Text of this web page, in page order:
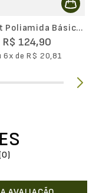
Poliamida Básica
R$ 124,90
6x deR$ 20,81